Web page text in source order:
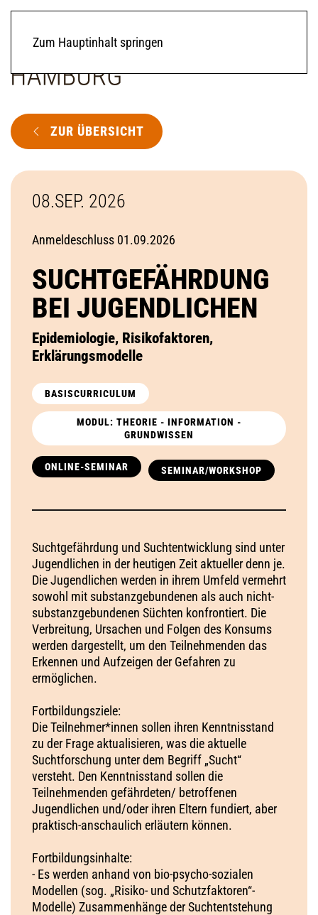
Zum Hauptinhalt springen
ZUR ÜBERSICHT
08.SEP. 2026
Anmeldeschluss 01.09.2026
SUCHTGEFÄHRDUNG
BEI JUGENDLICHEN
Epidemiologie, Risikofaktoren,
Erklärungsmodelle
BASISCURRICULUM
MODUL: THEORIE - INFORMATION -
GRUNDWISSEN
ONLINE-SEMINAR SEMINAR/WORKSHOP
Suchtgefährdung und Suchtentwicklung sind unter
Jugendlichen in der heutigen Zeit aktueller denn je.
Die Jugendlichen werden in ihrem Umfeld vermehrt
sowohl mit substanzgebundenen als auch nicht-
substanzgebundenen Süchten konfrontiert. Die
Verbreitung, Ursachen und Folgen des Konsums
werden dargestellt, um den Teilnehmenden das
Erkennen und Aufzeigen der Gefahren zu
ermöglichen.
Fortbildungsziele:
Die Teilnehmer*innen sollen ihren Kenntnisstand
zu der Frage aktualisieren, was die aktuelle
Suchtforschung unter dem Begriff „Sucht“
versteht. Den Kenntnisstand sollen die
Teilnehmenden gefährdeten/ betroffenen
Jugendlichen und/oder ihren Eltern fundiert, aber
praktisch-anschaulich erläutern können.
Fortbildungsinhalte:
- Es werden anhand von bio-psycho-sozialen
Modellen (sog. „Risiko- und Schutzfaktoren“-
Modelle) Zusammenhänge der Suchtentstehung